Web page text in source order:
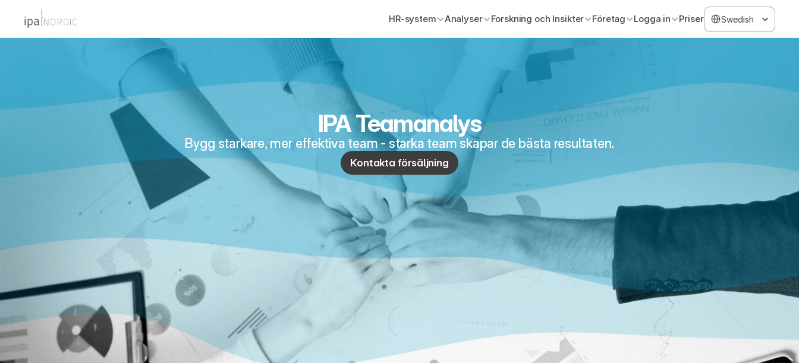
HR-system Analyser Forskning och Insikter Företag Logga in Priser
Select Language
Swedish
IPA Teamanalys
Bygg starkare, mer effektiva team - starka team skapar de bästa resultaten.
Kontakta försäljning